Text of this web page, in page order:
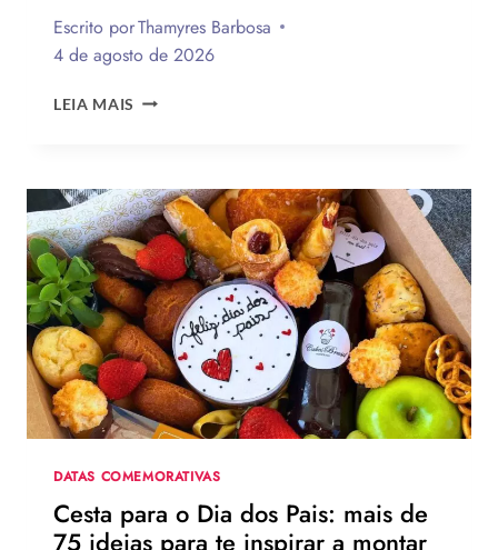
Escrito porThamyres Barbosa
4 de agosto de 2026
LEIA MAIS QUAL
PARA
O
DIA
DOS
PAIS?
VEJA
130
FRASES
EMOCIONANTES
PARA
HOMENAGEAR
DATA
DATAS COMEMORATIVAS
Cesta para o Dia dos Pais: mais de
75 ideias para te inspirar a montar